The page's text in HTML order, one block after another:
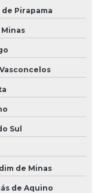
de Pirapama
Sul
de Minas
de Aquino